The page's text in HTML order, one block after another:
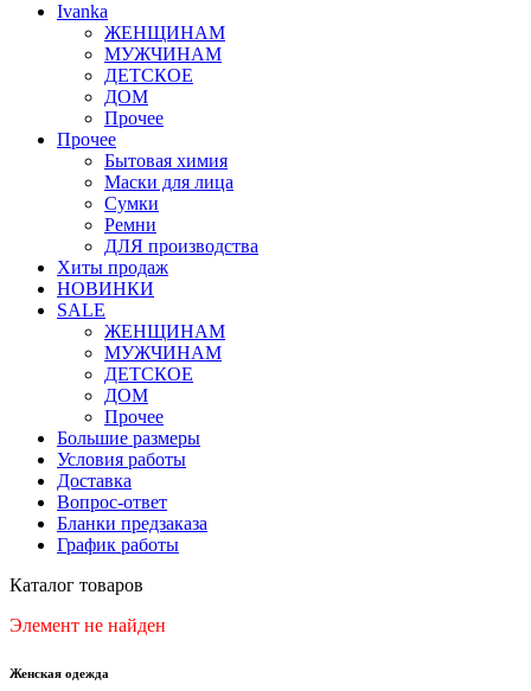
Ivanka
ЖЕНЩИНАМ
МУЖЧИНАМ
ДЕТСКОЕ
ДОМ
Прочее
Прочее
Бытовая химия
Маски для лица
Сумки
Ремни
ДЛЯ производства
Хиты продаж
НОВИНКИ
SALE
ЖЕНЩИНАМ
МУЖЧИНАМ
ДЕТСКОЕ
ДОМ
Прочее
Большие размеры
Условия работы
Доставка
Вопрос-ответ
Бланки предзаказа
График работы
Каталог товаров
Элемент не найден
Женская одежда